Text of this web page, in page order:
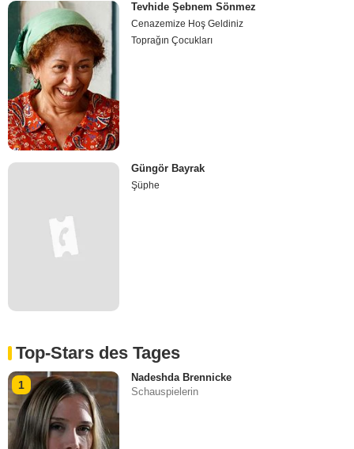
Tevhide Şebnem Sönmez
Cenazemize Hoş Geldiniz
Toprağın Çocukları
Güngör Bayrak
Şüphe
Top-Stars des Tages
1
Nadeshda Brennicke
Schauspielerin